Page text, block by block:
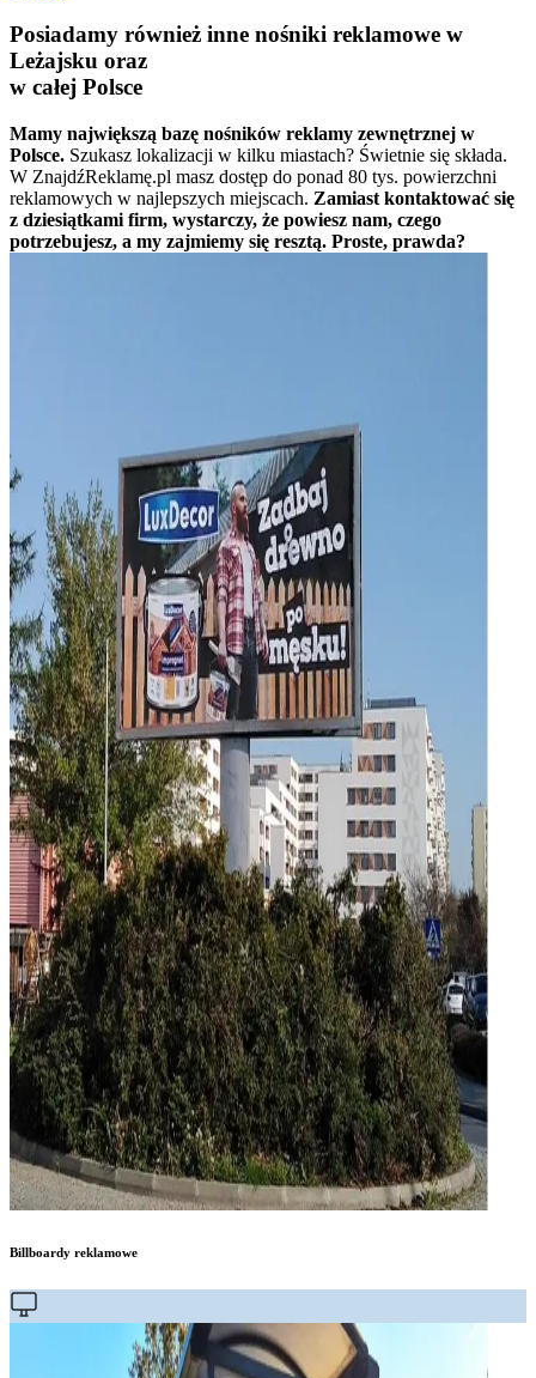
Posiadamy również inne nośniki reklamowe w
Leżajsku oraz
w całej Polsce
Mamy największą bazę nośników reklamy zewnętrznej w
Polsce. Szukasz lokalizacji w kilku miastach? Świetnie się składa.
W ZnajdźReklamę.pl masz dostęp do ponad 80 tys. powierzchni
reklamowych w najlepszych miejscach. Zamiast kontaktować się
z dziesiątkami firm, wystarczy, że powiesz nam, czego
potrzebujesz, a my zajmiemy się resztą. Proste, prawda?
Billboardy reklamowe